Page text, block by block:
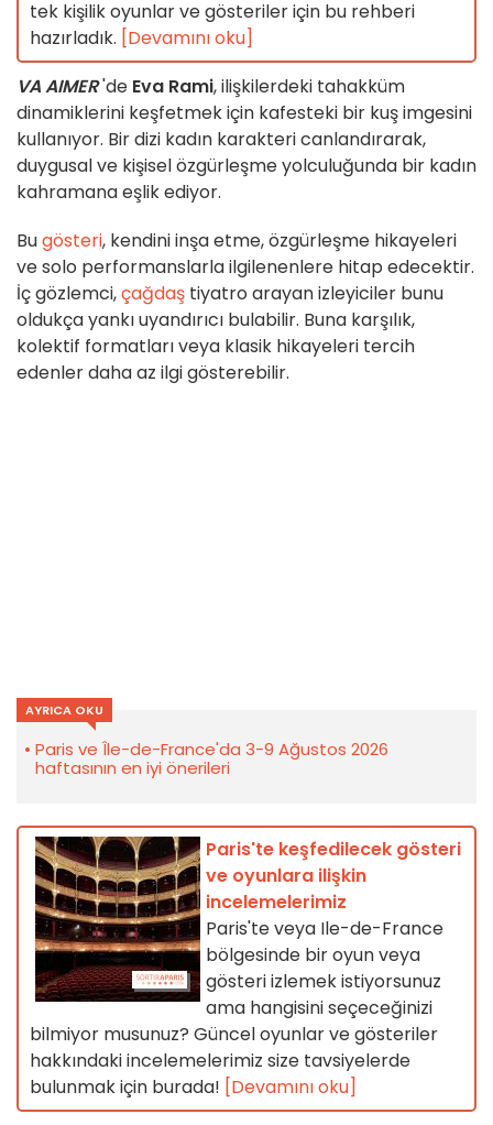
tek kişilik oyunlar ve gösteriler için bu rehberi
hazırladık. [Devamını oku]
VA AIMER'de Eva Rami, ilişkilerdeki tahakküm
dinamiklerini keşfetmek için kafesteki bir kuş imgesini
kullanıyor. Bir dizi kadın karakteri canlandırarak,
duygusal ve kişisel özgürleşme yolculuğunda bir kadın
kahramana eşlik ediyor.
Bugösteri, kendini inşa etme, özgürleşme hikayeleri
ve solo performanslarla ilgilenenlere hitap edecektir.
İç gözlemci,çağdaş tiyatro arayan izleyiciler bunu
oldukça yankı uyandırıcı bulabilir. Buna karşılık,
kolektif formatları veya klasik hikayeleri tercih
edenler daha az ilgi gösterebilir.
AYRICA OKU
Paris ve Île-de-France'da 3-9 Ağustos 2026
haftasının en iyi önerileri
Paris'te keşfedilecek gösteri
ve oyunlara ilişkin
incelemelerimiz
Paris'te veya Ile-de-France
bölgesinde bir oyun veya
gösteri izlemek istiyorsunuz
ama hangisini seçeceğinizi
bilmiyor musunuz? Güncel oyunlar ve gösteriler
hakkındaki incelemelerimiz size tavsiyelerde
bulunmak için burada! [Devamını oku]